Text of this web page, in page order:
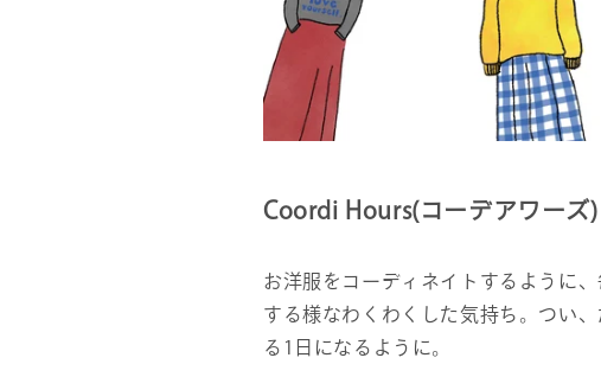
Coordi Hours(コーデアワーズ)
お洋服をコーディネイトするように
する様なわくわくした気持ち。つい
る1日になるように。